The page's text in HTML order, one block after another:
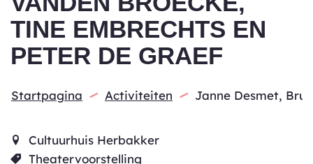
TINE EMBRECHTS EN
PETER DE GRAEF
Startpagina Activiteiten Janne Desmet,
Cultuurhuis Herbakker
Theatervoorstelling